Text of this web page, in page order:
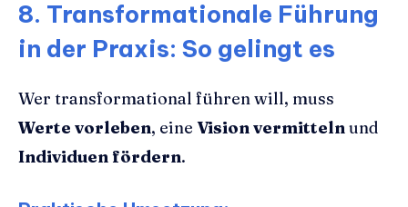
8. Transformationale Führung
in der Praxis: So gelingt es
Wer transformational führen will, muss
Werte vorleben, eine Vision vermittelnund
Individuen fördern.